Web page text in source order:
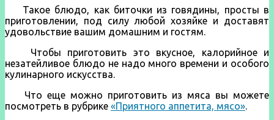
Такое блюдо, как биточки из говядины, просты в
приготовлении, под силу любой хозяйке и доставят
удовольствие вашим домашним и гостям.
Чтобы приготовить это вкусное, калорийное и
незатейливое блюдо не надо много времени и особого
кулинарного искусства.
Что еще можно приготовить из мяса вы можете
посмотреть в рубрике «Приятного аппетита, мясо».